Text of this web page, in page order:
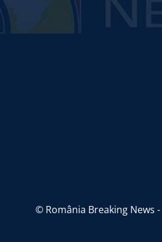
© România Breaking News -